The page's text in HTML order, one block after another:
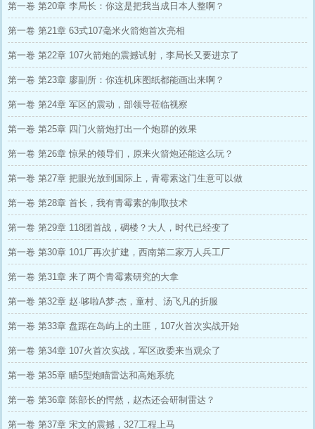
第一卷 第20章 李局长：你这是把我当成日本人整啊？
第一卷 第21章 63式107毫米火箭炮首次亮相
第一卷 第22章 107火箭炮的震撼试射，李局长又要进京了
第一卷 第23章 廖副所：你连机床图纸都能画出来啊？
第一卷 第24章 军区的震动，部领导莅临视察
第一卷 第25章 四门火箭炮打出一个炮群的效果
第一卷 第26章 惊呆的领导们，原来火箭炮还能这么玩？
第一卷 第27章 把眼光放到国际上，青霉素这门生意可以做
第一卷 第28章 首长，我有青霉素的制取技术
第一卷 第29章 118团首战，碉楼？大人，时代已经变了
第一卷 第30章 101厂再次扩建，西南第二家万人兵工厂
第一卷 第31章 来了两个青霉素研究的大拿
第一卷 第32章 赵·哆啦A梦·杰，童村、汤飞凡的折服
第一卷 第33章 盘踞在岛屿上的土匪，107火首次实战开始
第一卷 第34章 107火首次实战，军区政委来当观众了
第一卷 第35章 瞄5型炮瞄雷达和高炮系统
第一卷 第36章 陈部长的愕然，赵杰还会研制雷达？
第一卷 第37章 宋文的震撼，327工程上马